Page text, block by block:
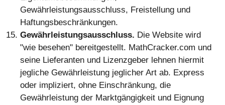
Gewährleistungsausschluss. Die Website wird
"wie besehen" bereitgestellt. MathCracker.com und
seine Lieferanten und Lizenzgeber lehnen hiermit
jegliche Gewährleistung jeglicher Art ab. Express
oder impliziert, ohne Einschränkung, die
Gewährleistung der Marktgängigkeit und Eignung